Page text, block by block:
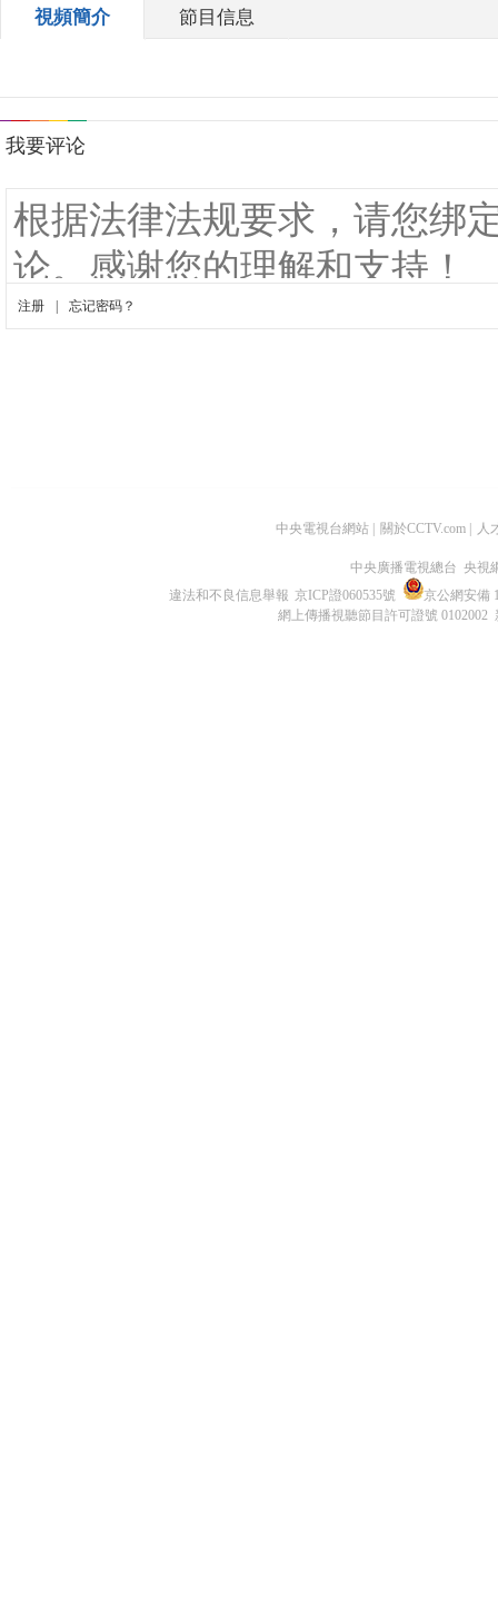
視頻簡介 節目信息
中央電視台網站 關於CCTV.com 人
中央廣播電視總台 央視
違法和不良信息舉報 京ICP證060535號
京公網安備
網上傳播視聽節目許可證號 0102002